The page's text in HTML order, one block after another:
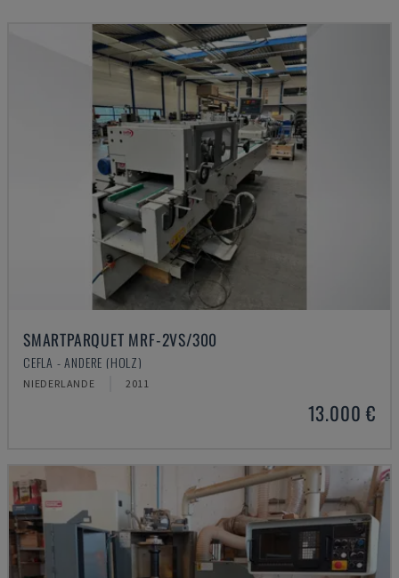
SMARTPARQUET MRF-2VS/300
CEFLA - ANDERE (HOLZ)
NIEDERLANDE 2011
13.000 €